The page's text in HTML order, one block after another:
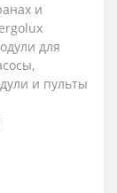
и
для
и пульты